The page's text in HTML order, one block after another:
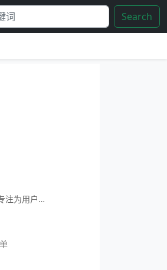
Search
领大额优惠券，专注为用户省钱